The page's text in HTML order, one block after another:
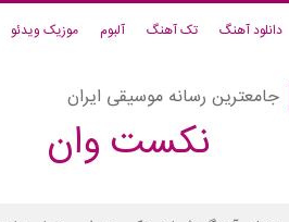
دانلود آهنگ تک آهنگ آلبوم موزیک ویدئو
جامعترین رسانه موسیقی ایران
نکست وان